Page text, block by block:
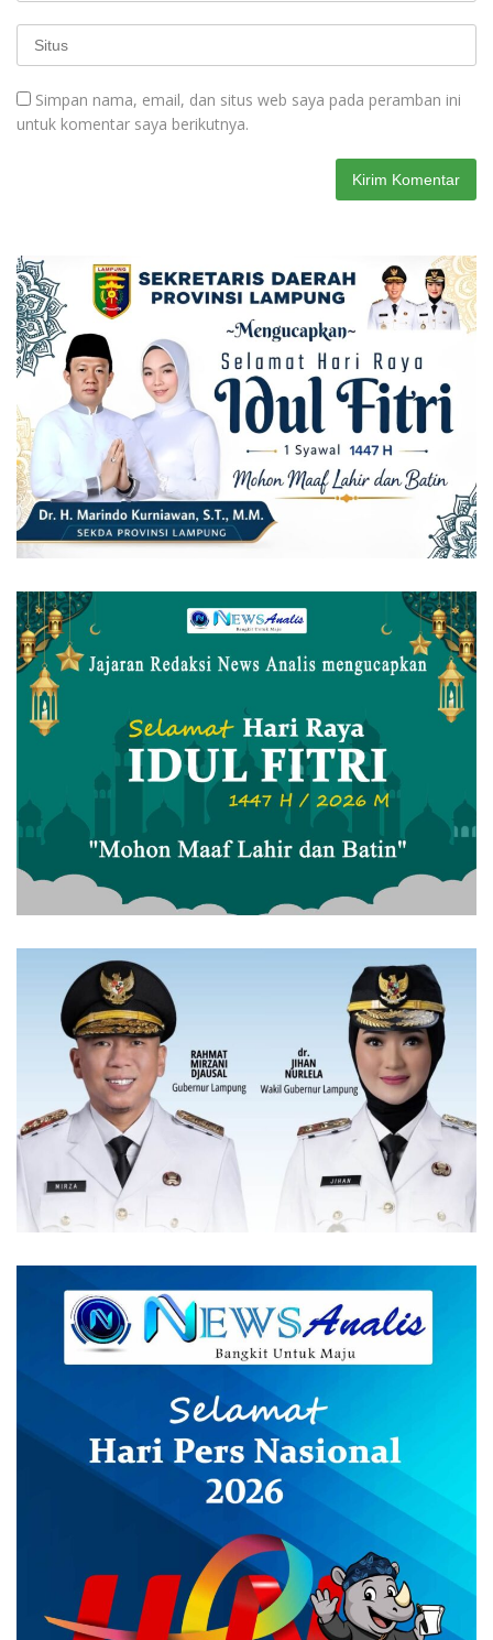
Simpan nama, email, dan situs web saya pada peramban ini
untuk komentar saya berikutnya.